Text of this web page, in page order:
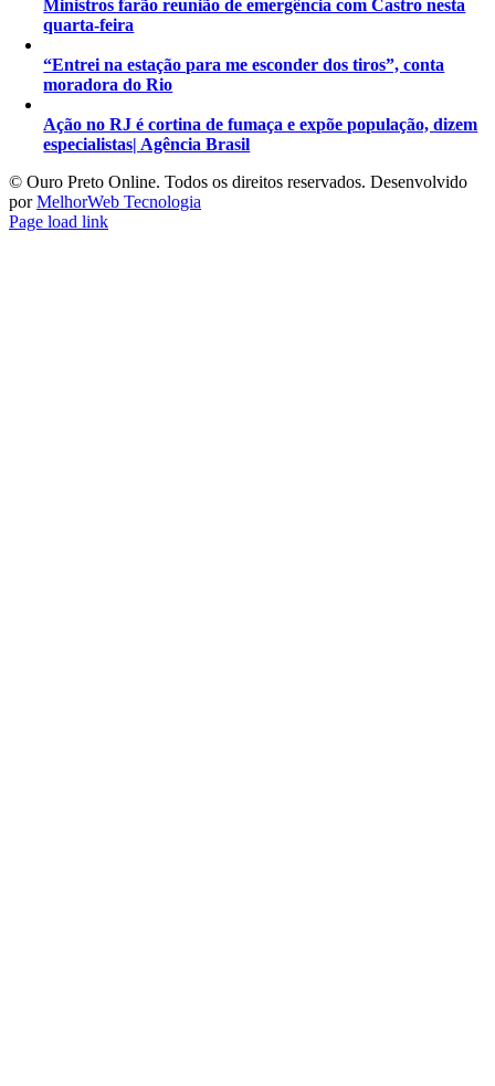
Ministros farão reunião de emergência com Castro nesta
quarta-feira
“Entrei na estação para me esconder dos tiros”, conta
moradora do Rio
Ação no RJ é cortina de fumaça e expõe população, dizem
especialistas| Agência Brasil
©️ Ouro Preto Online. Todos os direitos reservados. Desenvolvido
porMelhorWeb Tecnologia
Page load link